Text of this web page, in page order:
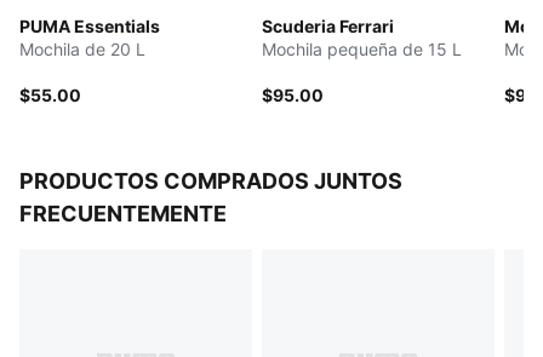
PUMA Essentials
Mochila de 20 L
$55.00
Scuderia Ferrari
Mochila pequeña de 15 L
$95.00
PRODUCTOS COMPRADOS JUNTOS
FRECUENTEMENTE